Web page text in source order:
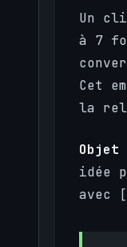
Un
à 7
Cet
la
Objet
idée
avec